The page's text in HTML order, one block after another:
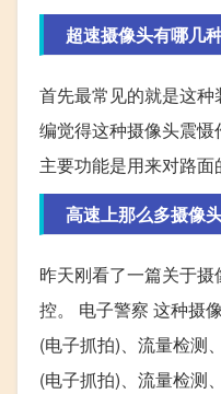
超速摄像头有哪几
首先最常见的就是这
编觉得这种摄像头震
主要功能是用来对路面
高速上那么多摄像
昨天刚看了一篇关于
控。 电子警察 这种摄
(电子抓拍)、流量检测
(电子抓拍)、流量检测